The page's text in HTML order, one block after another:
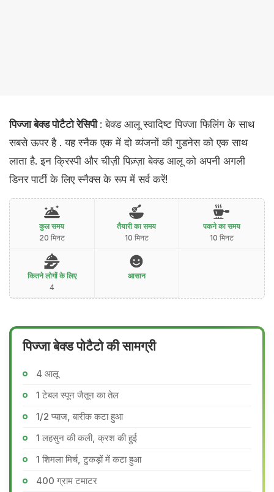
पिज्जा बेक्ड पोटैटो रेसिपी : बेक्ड आलू स्वादिष्ट पिज्जा फिलिंग के साथ
सबसे ऊपर है . यह स्नैक एक में दो व्यंजनों की गुडनेस को एक साथ
लाता है. इन क्रिस्पी और चीज़ी पिज़्ज़ा बेक्ड आलू को अपनी अगली
डिनर पार्टी के लिए स्नैक्स के रूप में सर्व करें!
कुल समय
20 मिनट
तैयारी का समय
10 मिनट
पकने का समय
10 मिनट
कितने लोगों के लिए
4
आसान
पिज्जा बेक्ड पोटैटो की सामग्री
4 आलू
1 टेबल स्पून जैतून का तेल
1/2 प्याज, बारीक कटा हुआ
1 लहसुन की कली, क्रश की हुई
1 शिमला मिर्च, टुकड़ों में कटा हुआ
400 ग्राम टमाटर